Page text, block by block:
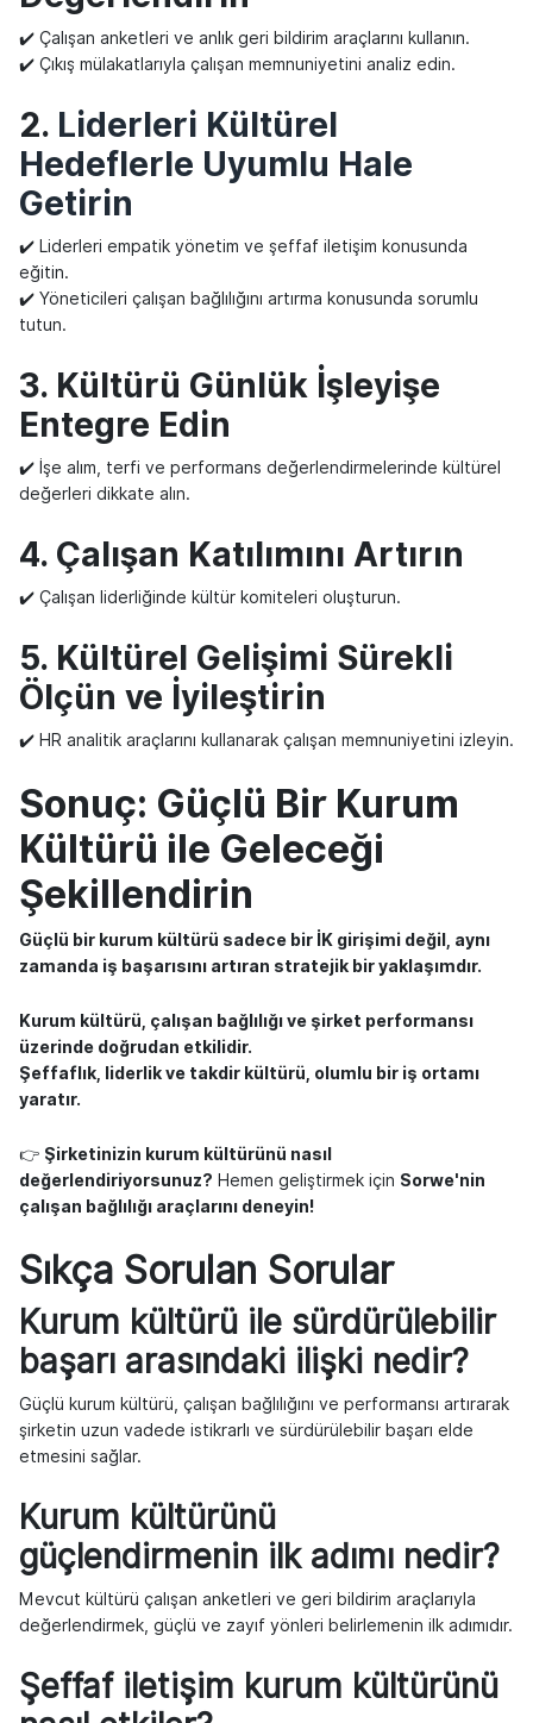
✔️ Çalışan anketleri ve anlık geri bildirim araçlarını kullanın.
✔️ Çıkış mülakatlarıyla çalışan memnuniyetini analiz edin.
2. Liderleri Kültürel
Hedeflerle Uyumlu Hale
Getirin
✔️ Liderleri empatik yönetim ve şeffaf iletişim konusunda
eğitin.
✔️ Yöneticileri çalışan bağlılığını artırma konusunda sorumlu
tutun.
3. Kültürü Günlük İşleyişe
Entegre Edin
✔️ İşe alım, terfi ve performans değerlendirmelerinde kültürel
değerleri dikkate alın.
4. Çalışan Katılımını Artırın
✔️ Çalışan liderliğinde kültür komiteleri oluşturun.
5. Kültürel Gelişimi Sürekli
Ölçün ve İyileştirin
✔️ HR analitik araçlarını kullanarak çalışan memnuniyetini izleyin.
Sonuç: Güçlü Bir Kurum
Kültürü ile Geleceği
Şekillendirin
Güçlü bir kurum kültürü sadece bir İK girişimi değil, aynı
zamanda iş başarısını artıran stratejik bir yaklaşımdır.
Kurum kültürü, çalışan bağlılığı ve şirket performansı
üzerinde doğrudan etkilidir.
Şeffaflık, liderlik ve takdir kültürü, olumlu bir iş ortamı
yaratır.
👉 Şirketinizin kurum kültürünü nasıl
değerlendiriyorsunuz? Hemen geliştirmek için Sorwe'nin
çalışan bağlılığı araçlarını deneyin!
Sıkça Sorulan Sorular
Kurum kültürü ile sürdürülebilir
başarı arasındaki ilişki nedir?
Güçlü kurum kültürü, çalışan bağlılığını ve performansı artırarak
şirketin uzun vadede istikrarlı ve sürdürülebilir başarı elde
etmesini sağlar.
Kurum kültürünü
güçlendirmenin ilk adımı nedir?
Mevcut kültürü çalışan anketleri ve geri bildirim araçlarıyla
değerlendirmek, güçlü ve zayıf yönleri belirlemenin ilk adımıdır.
Şeffaf iletişim kurum kültürünü